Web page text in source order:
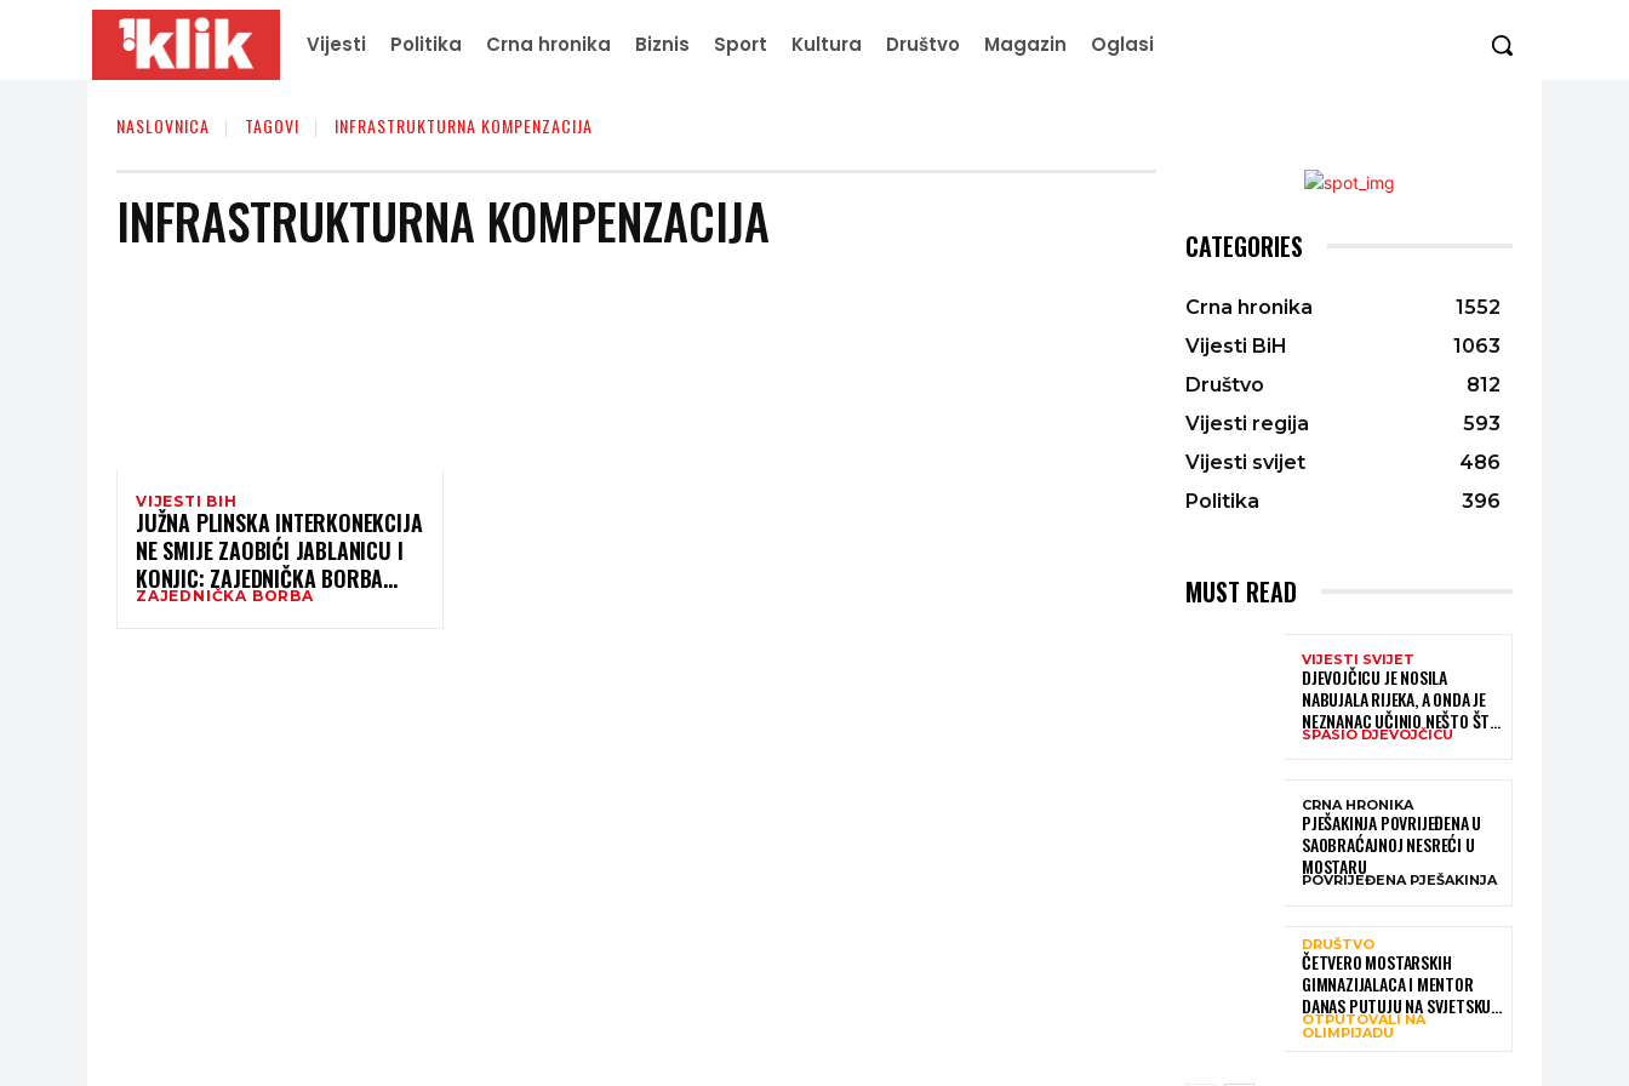
Vijesti Politika Crna hronika Biznis Sport Kultura Društvo Magazin Oglasi
NASLOVNICA TAGOVI INFRASTRUKTURNA KOMPENZACIJA
INFRASTRUKTURNA KOMPENZACIJA
VIJESTI BIH
JUŽNA PLINSKA INTERKONEKCIJA
NE SMIJE ZAOBIĆI JABLANICU I
KONJIC: ZAJEDNIČKA BORBA
LOKALNIH ZAJEDNICA ZA
ZAJEDNIČKA BORBA
CATEGORIES
Crna hronika
1552
Vijesti BiH
1063
Društvo
812
Vijesti regija
593
Vijesti svijet
486
Politika
396
MUST READ
VIJESTI SVIJET
DJEVOJČICU JE NOSILA
NABUJALA RIJEKA, A ONDA JE
NEZNANAC UČINIO NEŠTO ŠTO
JE MNOGE OSTAVILO BEZ RIJEČI
SPASIO DJEVOJČICU
CRNA HRONIKA
PJEŠAKINJA POVRIJEĐENA U
SAOBRAĆAJNOJ NESREĆI U
MOSTARU
POVRIJEĐENA PJEŠAKINJA
DRUŠTVO
ČETVERO MOSTARSKIH
GIMNAZIJALACA I MENTOR
DANAS PUTUJU NA SVJETSKU
OLIMPIJADU IZ AI:
OTPUTOVALI NA
OLIMPIJADU